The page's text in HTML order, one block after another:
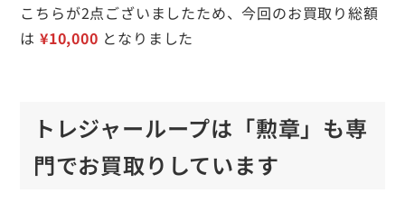
こちらが2点ございましたため、今回のお買取り総額
は ¥10,000 となりました
トレジャーループは「勲章」も専
門でお買取りしています